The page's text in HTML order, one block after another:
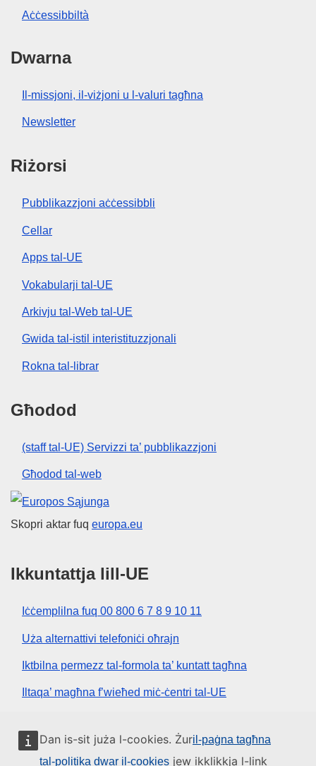
Dan is-sit juża l-cookies. Żuril-paġna tagħna
tal-politika dwar il-cookies jew ikklikkja l-link
Aċċessibbiltà
Dwarna
Il-missjoni, il-viżjoni u l-valuri tagħna
Newsletter
Riżorsi
Pubblikazzjoni aċċessibbli
Cellar
Apps tal-UE
Vokabularji tal-UE
Arkivju tal-Web tal-UE
Gwida tal-istil interistituzzjonali
Rokna tal-librar
Għodod
(staff tal-UE) Servizzi ta’ pubblikazzjoni
Għodod tal-web
Unjoni Ewropea
Skopri aktar fuq europa.eu
Ikkuntattja lill-UE
Iċċemplilna fuq 00 800 6 7 8 9 10 11
Uża alternattivi telefoniċi oħrajn
Iktbilna permezz tal-formola ta’ kuntatt tagħna
Iltaqa’ magħna f’wieħed miċ-ċentri tal-UE
Media soċjali